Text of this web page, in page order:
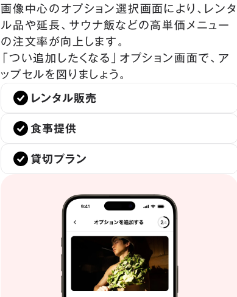
画像中心のオプション選択画面により、レンタ
ル品や延長、サウナ飯などの高単価メニュー
の注文率が向上します。
「つい追加したくなる」オプション画面で、ア
ップセルを図りましょう。
レンタル販売
食事提供
貸切プラン